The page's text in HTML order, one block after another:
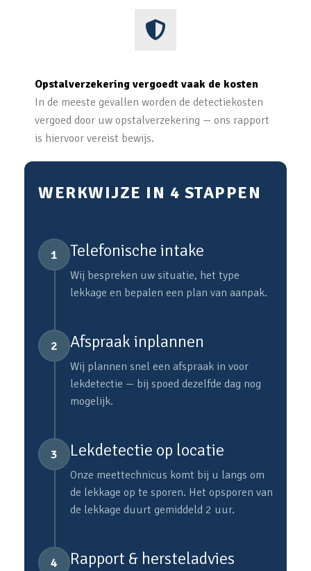
Opstalverzekering vergoedt vaak de kosten
In de meeste gevallen worden de detectiekosten
vergoed door uw opstalverzekering — ons rapport
is hiervoor vereist bewijs.
WERKWIJZE IN 4 STAPPEN
1 Telefonische intake
Wij bespreken uw situatie, het type
lekkage en bepalen een plan van aanpak.
2 Afspraak inplannen
Wij plannen snel een afspraak in voor
lekdetectie — bij spoed dezelfde dag nog
mogelijk.
3 Lekdetectie op locatie
Onze meettechnicus komt bij u langs om
de lekkage op te sporen. Het opsporen van
de lekkage duurt gemiddeld 2 uur.
4 Rapport & hersteladvies